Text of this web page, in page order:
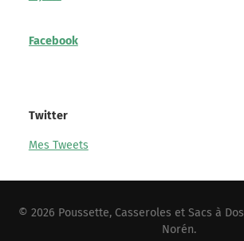
Facebook
Twitter
Mes Tweets
© 2026 Poussette, Casseroles et Sacs à Dos
Norén.